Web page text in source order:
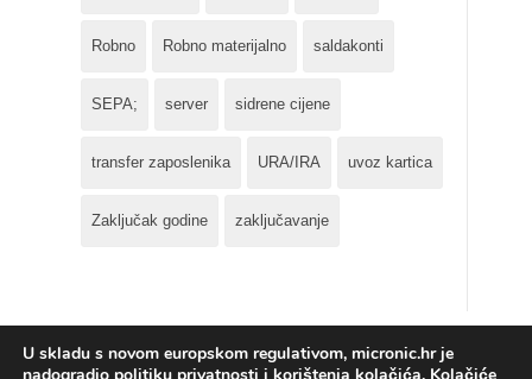
Robno Robno materijalno saldakonti
SEPA; server sidrene cijene
transfer zaposlenika URA/IRA uvoz kartica
Zaključak godine zaključavanje
U skladu s novom europskom regulativom, micronic.hr je